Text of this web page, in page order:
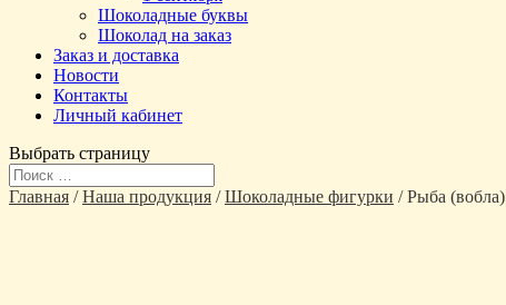
Шоколадные буквы
Шоколад на заказ
Заказ и доставка
Новости
Контакты
Личный кабинет
Выбрать страницу
Главная /Наша продукция /Шоколадные фигурки / Рыба (вобла)